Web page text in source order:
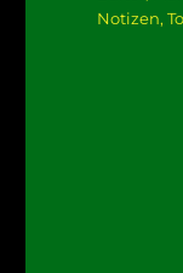
Notizen,